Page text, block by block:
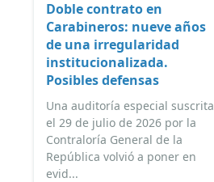
Doble contrato en
Carabineros: nueve años
de una irregularidad
institucionalizada.
Posibles defensas
Una auditoría especial suscrita
el 29 de julio de 2026 por la
Contraloría General de la
República volvió a poner en
evid...